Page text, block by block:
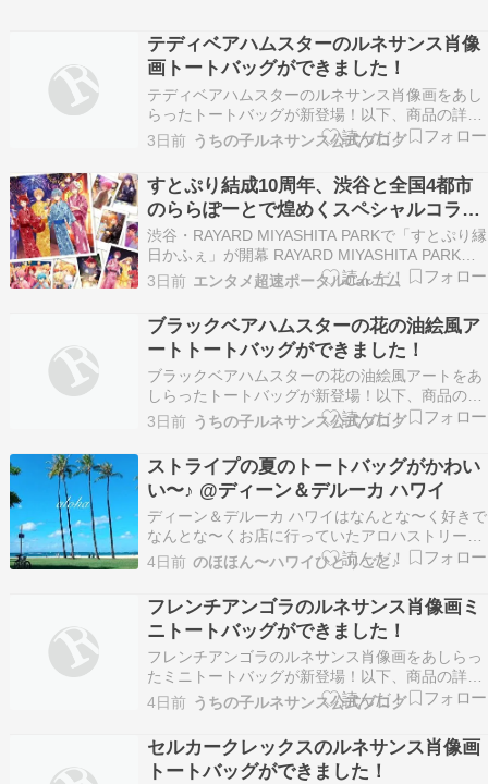
テディベアハムスターのルネサンス肖像
画トートバッグができました！
テディベアハムスターのルネサンス肖像画をあし
らったトートバッグが新登場！以下、商品の詳細
をご紹介します。 ハムスター（テディベアハムス
ター）のルネサンス風モノクロトートバッグ ―
額縁デザイン ハムスター（テディベアハムスタ
ー）のルネサンス風肖像画が、モノクロアートと
してトートバ…
3日前 うちの子ルネサンス公式ブログ
すとぷり結成10周年、渋谷と全国4都市
のららぽーとで煌めくスペシャルコラボ
レーション開催！
渋谷・RAYARD MIYASHITA PARKで「すとぷり縁
日かふぇ」が開幕 RAYARD MIYASHITA PARKで
は、2026年8月8日(土)から8月19日(水)まで、
「すとぷり縁日かふぇ」が『Park in Park』にて
開催されます。ちょうちんやのぼりに彩られた空
間…
3日前 エンタメ超速ポータルCarコム
ブラックベアハムスターの花の油絵風ア
ートトートバッグができました！
ブラックベアハムスターの花の油絵風アートをあ
しらったトートバッグが新登場！以下、商品の詳
細をご紹介します。 ハムスター（ブラックベアハ
ムスター）の花の油絵風カラートートバッグ 色と
りどりの花々に囲まれたハムスター（ブラックベ
アハムスター）を、シックな油絵タッチで描いた
フルカラーア…
3日前 うちの子ルネサンス公式ブログ
ストライプの夏のトートバッグがかわい
い〜♪ @ディーン＆デルーカ ハワイ
ディーン＆デルーカ ハワイはなんとな〜く好きで
なんとな〜くお店に行っていたアロハストリート
さんの記事に、メッシュトートも！ディーン＆デ
ルーカ ハワイ新作限定品5選メッシュトート（リ
ッツ・カールトン店限定）(写真はアロハストリ
ートさんより)毎年人気を集めるメッシュトート
バッグに、2…
4日前 のほほん〜ハワイひとりごと♪
フレンチアンゴラのルネサンス肖像画ミ
ニトートバッグができました！
フレンチアンゴラのルネサンス肖像画をあしらっ
たミニトートバッグが新登場！以下、商品の詳細
をご紹介します。 うさぎ（フレンチアンゴラ）の
紋章 ミニトートバッグ（アルファベットチャーム
付き） うさぎ（フレンチアンゴラ）の紋章を、ミ
ニトートバッグの正面にあしらいました。ヴィン
テージ風の…
4日前 うちの子ルネサンス公式ブログ
セルカークレックスのルネサンス肖像画
トートバッグができました！